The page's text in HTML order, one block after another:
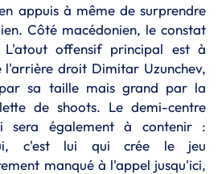
appuis à même de surprendre
Côté macédonien, le constat
L'atout offensif principal est à
l'arrière droit Dimitar Uzunchev,
sa taille mais grand par la
de shoots. Le demi-centre
sera également à contenir :
c'est lui qui crée le jeu
manqué à l'appel jusqu'ici,